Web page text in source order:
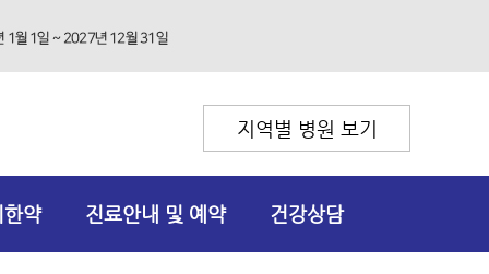
지역별 병원 보기
약 진료안내 및 예약 건강상담